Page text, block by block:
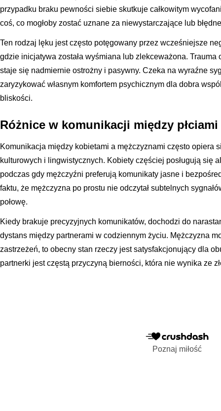
przypadku braku pewności siebie skutkuje całkowitym
coś, co mogłoby zostać uznane za niewystarczające lub
Ten rodzaj lęku jest często potęgowany przez wcześniejsze
gdzie inicjatywa została wyśmiana lub zlekceważona.
staje się nadmiernie ostrożny i pasywny. Czeka na wyraźne
zaryzykować własnym komfortem psychicznym dla dobra
bliskości.
Różnice w komunikacji między płciami
Komunikacja między kobietami a mężczyznami często opiera
kulturowych i lingwistycznych. Kobiety częściej posługują się
podczas gdy mężczyźni preferują komunikaty jasne i
faktu, że mężczyzna po prostu nie odczytał subtelnych
połowę.
Kiedy brakuje precyzyjnych komunikatów, dochodzi do
dystans między partnerami w codziennym życiu. Mężczyzna
zastrzeżeń, to obecny stan rzeczy jest satysfakcjonujący dla
partnerki jest częstą przyczyną bierności, która nie wynika ze
Poznaj miłość